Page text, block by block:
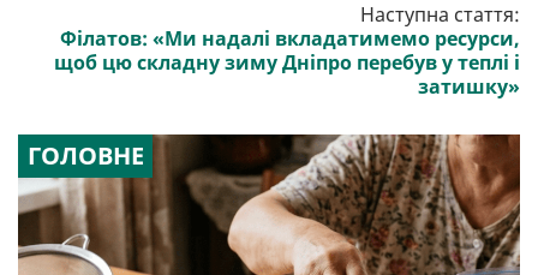
Наступна стаття:
Філатов: «Ми надалі вкладатимемо ресурси,
щоб цю складну зиму Дніпро перебув у теплі і
затишку»
ГОЛОВНЕ